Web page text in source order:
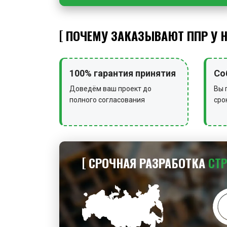
ПОЧЕМУ ЗАКАЗЫВАЮТ ППР У
100% гарантия принятия
Доведём ваш проект до
полного согласования
Вы
СРОЧНАЯ РАЗРАБОТКА